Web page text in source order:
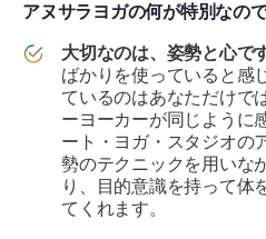
アヌサラヨガの何が特別なの
大切なのは、姿勢と心です
ばかりを使っていると感
ているのはあなただけで
ーヨーカーが同じように
ート・ヨガ・スタジオの
勢のテクニックを用いな
り、目的意識を持って体
てくれます。